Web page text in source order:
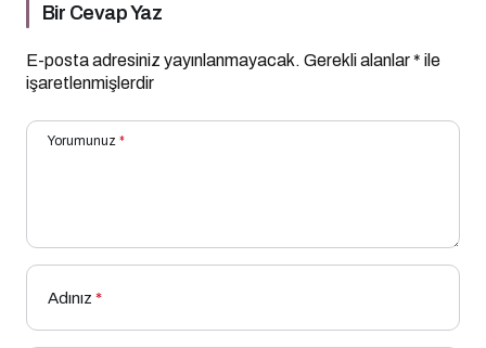
Bir Cevap Yaz
E-posta adresiniz yayınlanmayacak. Gerekli alanlar* ile
işaretlenmişlerdir
Yorumunuz *
Adınız *